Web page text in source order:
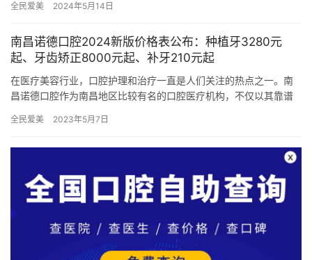
德…
全民爱美 2024年5月14日
南昌诺德口腔2024新版价格表公布：种植牙3280元
起、牙齿矫正8000元起、补牙210元起
在医疗美容行业，口腔护理和治疗一直是人们关注的热点之一。南
昌诺德口腔作为南昌地区比较有名的口腔医疗机构，不仅以其靠谱
的青睐…
全民爱美 2023年5月7日